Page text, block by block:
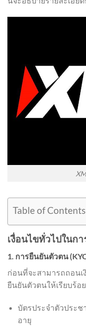
XM
Table of Contents
เงื่อนไขทั่วไปในกา
1. การยืนยันตัวตน
ก่อนที่จะสามารถถอนเ
ยืนยันตัวตนให้เรียบร้อ
บัตรประจำตัวประ
อายุ